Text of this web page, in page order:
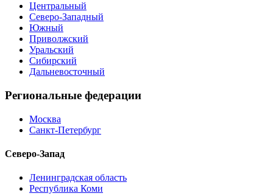
Центральный
Северо-Западный
Южный
Приволжский
Уральский
Сибирский
Дальневосточный
Региональные федерации
Москва
Санкт-Петербург
Северо-Запад
Ленинградская область
Республика Коми